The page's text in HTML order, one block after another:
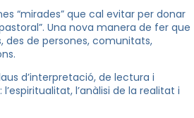
“mirades” que cal evitar per donar
Una nova manera de fer que
de persones, comunitats,
d’interpretació, de lectura i
l’anàlisi de la realitat i